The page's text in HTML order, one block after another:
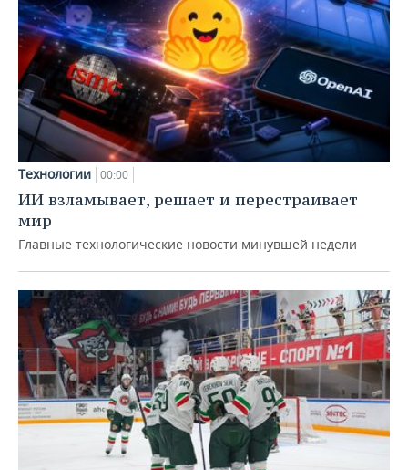
Технологии 00:00
ИИ взламывает, решает и перестраивает
мир
Главные технологические новости минувшей недели